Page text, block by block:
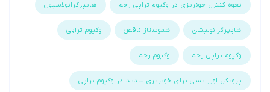
نحوه کنترل خونریزی در وکیوم تراپی زخم هایپرگرانولاسیون
هایپرگرانولیشن هموستاز ناقص وکیوم تراپی
وکیوم تراپی زخم وکیوم زخم
پروتکل اورژانسی برای خونریزی شدید در وکیوم تراپی